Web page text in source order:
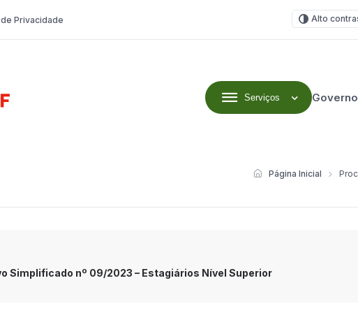
Privacidade Alto
Serviços Governo
Página Inicial
Simplificado nº 09/2023 – Estagiários Nível Superior